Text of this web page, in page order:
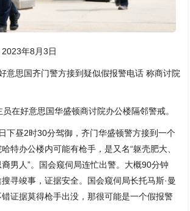
年8月3日
意思国齐门警方接到疑似假报警电话 称商讨院
在好意思国华盛顿商讨院办公楼隔邻警戒。
下昼2时30分驾御，齐门华盛顿警方接到一个
特办公楼内可能有枪手，是又名“躯壳肥大、
男人”。国会窥伺局连忙出警。大概90分钟
寻竣事，证据安全。国会窥伺局长托马斯·曼
证据莫得枪手出没，那很可能是一个假报警